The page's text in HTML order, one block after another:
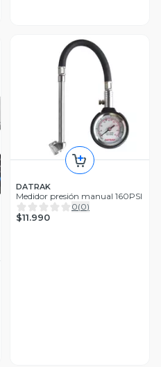
DATRAK
Medidor presión manual 160PSI
0(0)
$11.990